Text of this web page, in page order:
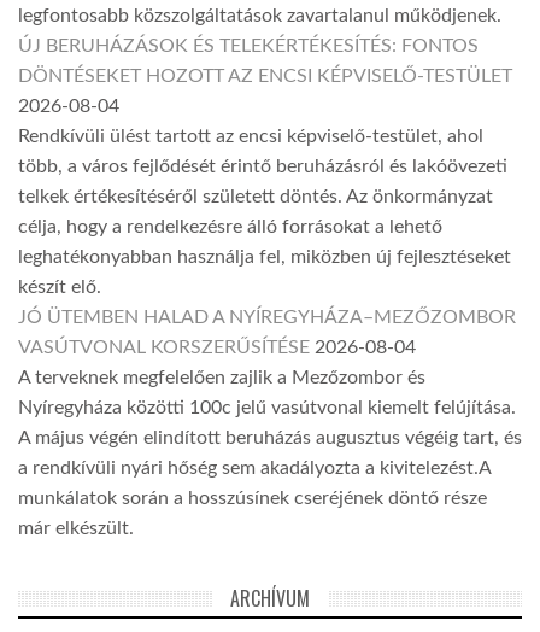
legfontosabb közszolgáltatások zavartalanul működjenek.
ÚJ BERUHÁZÁSOK ÉS TELEKÉRTÉKESÍTÉS: FONTOS
DÖNTÉSEKET HOZOTT AZ ENCSI KÉPVISELŐ-TESTÜLET
2026-08-04
Rendkívüli ülést tartott az encsi képviselő-testület, ahol
több, a város fejlődését érintő beruházásról és lakóövezeti
telkek értékesítéséről született döntés. Az önkormányzat
célja, hogy a rendelkezésre álló forrásokat a lehető
leghatékonyabban használja fel, miközben új fejlesztéseket
készít elő.
JÓ ÜTEMBEN HALAD A NYÍREGYHÁZA–MEZŐZOMBOR
VASÚTVONAL KORSZERŰSÍTÉSE 2026-08-04
A terveknek megfelelően zajlik a Mezőzombor és
Nyíregyháza közötti 100c jelű vasútvonal kiemelt felújítása.
A május végén elindított beruházás augusztus végéig tart, és
a rendkívüli nyári hőség sem akadályozta a kivitelezést.A
munkálatok során a hosszúsínek cseréjének döntő része
már elkészült.
ARCHÍVUM